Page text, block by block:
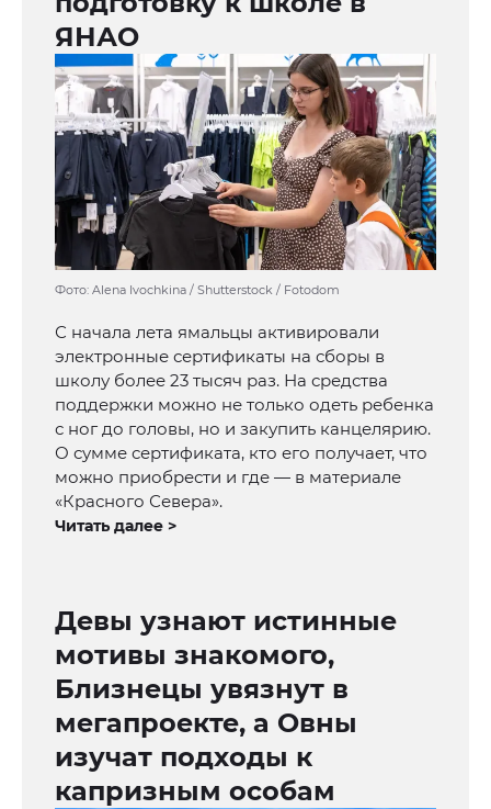
ЯНАО
Фото: Alena Ivochkina / Shutterstock / Fotodom
С начала лета ямальцы активировали
электронные сертификаты на сборы в
школу более 23 тысяч раз. На средства
поддержки можно не только одеть ребенка
с ног до головы, но и закупить канцелярию.
О сумме сертификата, кто его получает, что
можно приобрести и где — в материале
«Красного Севера».
Читать далее >
Девы узнают истинные
мотивы знакомого,
Близнецы увязнут в
мегапроекте, а Овны
изучат подходы к
капризным особам